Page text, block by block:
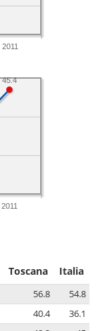
2011
2011
45.4
Toscana Italia
56.8
54.8
40.4
36.1